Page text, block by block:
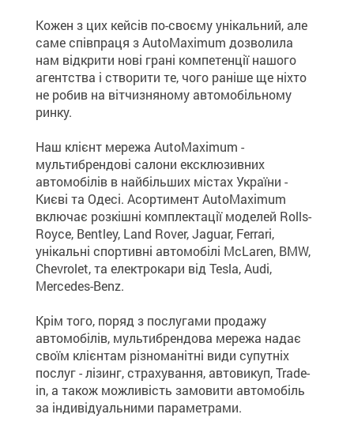
Кожен з цих кейсів по-своєму унікальний, але
саме співпраця з AutoMaximum дозволила
нам відкрити нові грані компетенції нашого
агентства і створити те, чого раніше ще ніхто
не робив на вітчизняному автомобільному
ринку.
Наш клієнт мережа AutoMaximum -
мультибрендові салони ексклюзивних
автомобілів в найбільших містах України -
Києві та Одесі. Асортимент AutoMaximum
включає розкішні комплектації моделей Rolls-
Royce, Bentley, Land Rover, Jaguar, Ferrari,
унікальні спортивні автомобілі McLaren, BMW,
Chevrolet, та електрокари від Tesla, Audi,
Mercedes-Benz.
Крім того, поряд з послугами продажу
автомобілів, мультибрендова мережа надає
своїм клієнтам різноманітні види супутніх
послуг - лізинг, страхування, автовикуп, Trade-
in, а також можливість замовити автомобіль
за індивідуальними параметрами.